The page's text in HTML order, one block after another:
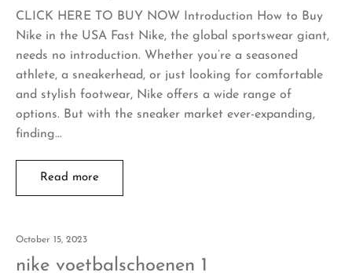
CLICK HERE TO BUY NOW Introduction How to Buy
Nike in the USA Fast Nike, the global sportswear giant,
needs no introduction. Whether you’re a seasoned
athlete, a sneakerhead, or just looking for comfortable
and stylish footwear, Nike offers a wide range of
options. But with the sneaker market ever-expanding,
finding…
Read more
October 15, 2023
nike voetbalschoenen 1